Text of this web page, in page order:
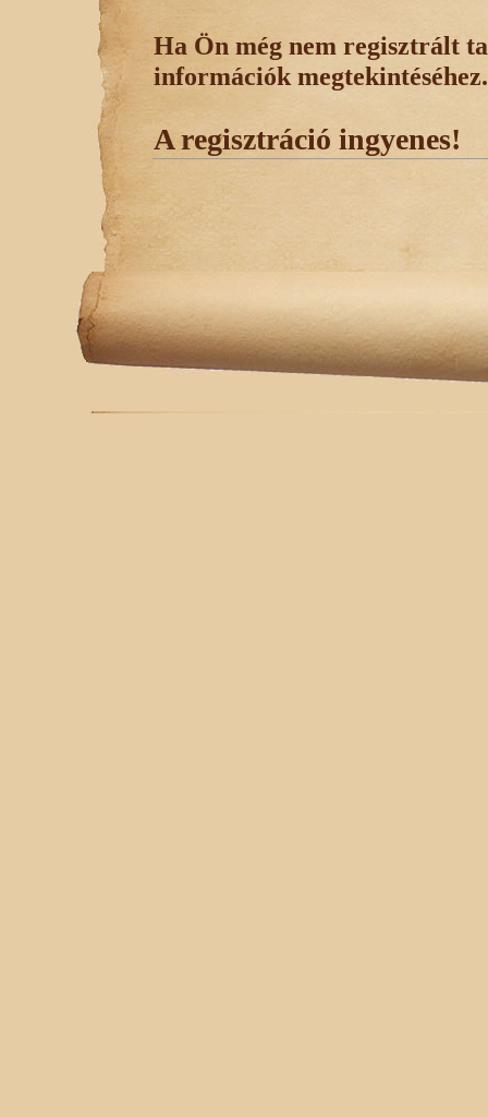
Ha Ön még nem regisztrált
információk megtekintéséhez.
A regisztráció ingyenes!